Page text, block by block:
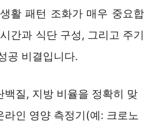
활 패턴 조화가 매우 중요합
간과 식단 구성, 그리고 주기
공 비결입니다.
백질, 지방 비율을 정확히 맞
라인 영양 측정기(예: 크로노